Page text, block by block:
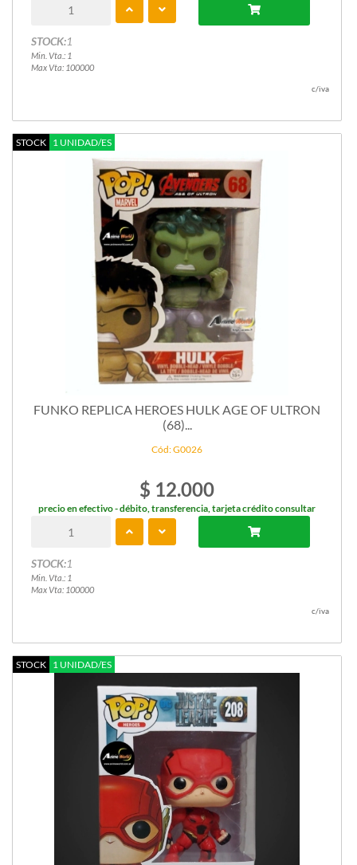
STOCK:1
Min. Vta.: 1
Max Vta: 100000
c/iva
STOCK 1 UNIDAD/ES
FUNKO REPLICA HEROES HULK AGE OF ULTRON
(68)...
Cód: G0026
$ 12.000
precio en efectivo - débito, transferencia, tarjeta crédito consultar
STOCK:1
Min. Vta.: 1
Max Vta: 100000
c/iva
STOCK 1 UNIDAD/ES